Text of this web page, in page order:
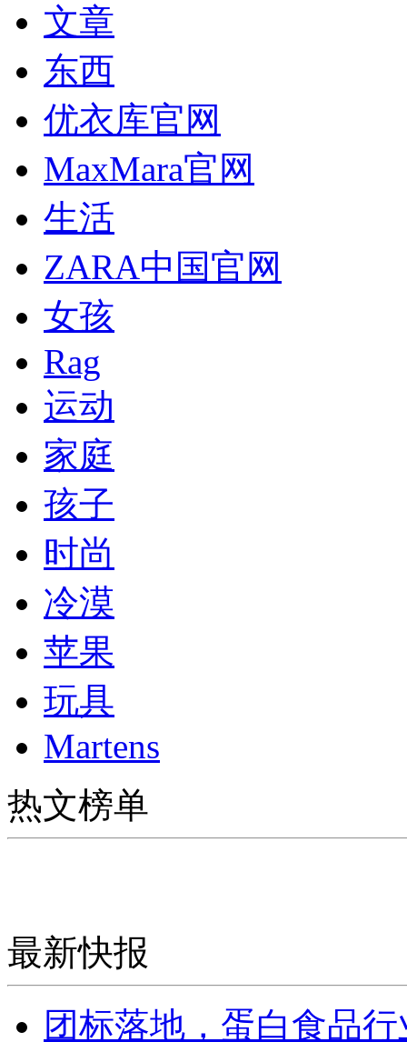
文章
东西
优衣库官网
MaxMara官网
生活
ZARA中国官网
女孩
Rag
运动
家庭
孩子
时尚
冷漠
苹果
玩具
Martens
热文榜单
最新快报
团标落地，蛋白食品